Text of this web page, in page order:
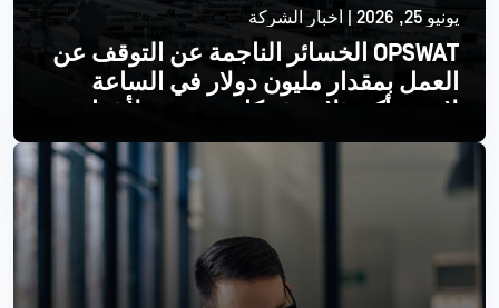
يونيو 25, 2026 | أخبار الشركة
OPSWAT الخسائر الناجمة عن التوقف عن
العمل بمقدار مليون دولار في الساعة
لإحدى أكبر ثلاث شركات مصنعة لأشباه
الموصلات
اقرأ أكثر